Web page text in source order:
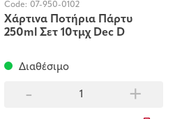
Code: 07-950-0102
Χάρτινα Ποτήρια Πάρτυ
250ml Σετ 10τμχ Dec D
Διαθέσιμο
- +